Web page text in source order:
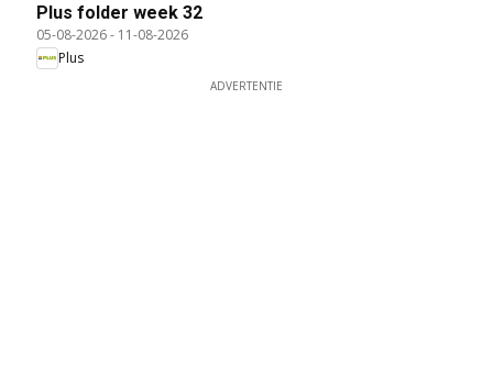
Plus folder week 32
05-08-2026- 11-08-2026
Plus
ADVERTENTIE